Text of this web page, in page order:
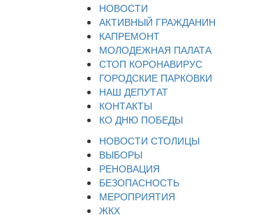
НОВОСТИ
АКТИВНЫЙ ГРАЖДАНИН
КАПРЕМОНТ
МОЛОДЕЖНАЯ ПАЛАТА
СТОП КОРОНАВИРУС
ГОРОДСКИЕ ПАРКОВКИ
НАШ ДЕПУТАТ
КОНТАКТЫ
КО ДНЮ ПОБЕДЫ
НОВОСТИ СТОЛИЦЫ
ВЫБОРЫ
РЕНОВАЦИЯ
БЕЗОПАСНОСТЬ
МЕРОПРИЯТИЯ
ЖКХ